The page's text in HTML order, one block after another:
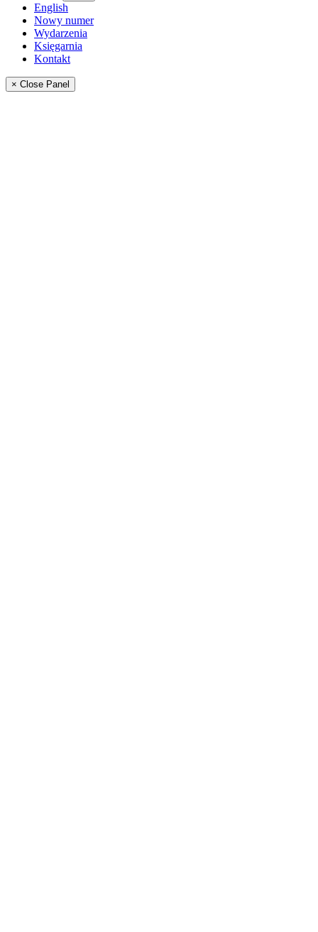
English
Nowy numer
Wydarzenia
Księgarnia
Kontakt
× Close Panel